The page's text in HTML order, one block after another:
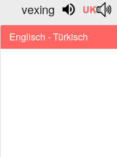
vexing
Englisch - Türkisch